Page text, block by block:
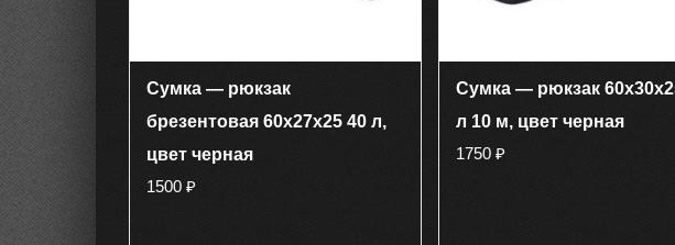
Сумка — рюкзак
брезентовая 60х27х25 40 л,
цвет черная
1500 ₽
Сумка — рюкзак
л 10 м, цвет черная
1750₽